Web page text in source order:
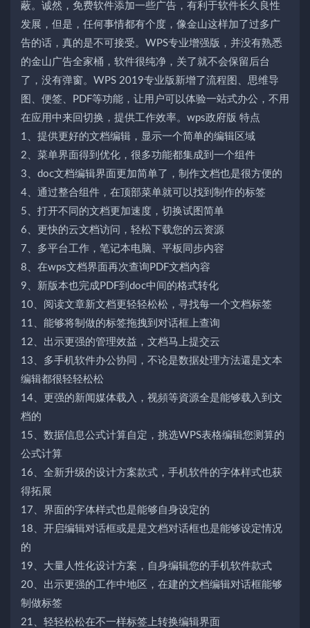
蔽。诚然，免费软件添加一些广告，有利于软件长久良性
发展，但是，任何事情都有个度，像金山这样加了过多广
告的话，真的是不可接受。WPS专业增强版，并没有熟悉
的金山广告全家桶，软件很纯净，关了就不会保留后台
了，没有弹窗。WPS 2019专业版新增了流程图、思维导
图、便签、PDF等功能，让用户可以体验一站式办公，不用
在应用中来回切换，提供工作效率。wps政府版 特点
1、提供更好的文档编辑，显示一个简单的编辑区域
2、菜单界面得到优化，很多功能都集成到一个组件
3、doc文档编辑界面更加简单了，制作文档也是很方便的
4、通过整合组件，在顶部菜单就可以找到制作的标签
5、打开不同的文档更加速度，切换试图简单
6、更快的云文档访问，轻松下载您的云资源
7、多平台工作，笔记本电脑、平板同步内容
8、在wps文档界面再次查询PDF文档內容
9、新版本也完成PDF到doc中间的格式转化
10、阅读文章新文档更轻轻松松，寻找每一个文档标签
11、能够将制做的标签拖拽到对话框上查询
12、出示更强的管理效益，文档马上提交云
13、多手机软件办公协同，不论是数据处理方法還是文本
编辑都很轻轻松松
14、更强的新闻媒体载入，视頻等資源全是能够载入到文
档的
15、数据信息公式计算自定，挑选WPS表格编辑您测算的
公式计算
16、全新升级的设计方案款式，手机软件的字体样式也获
得拓展
17、界面的字体样式也是能够自身设定的
18、开启编辑对话框或是是文档对话框也是能够设定情况
的
19、大量人性化设计方案，自身编辑您的手机软件款式
20、出示更强的工作中地区，在建的文档编辑对话框能够
制做标签
21、轻轻松松在不一样标签上转换编辑界面